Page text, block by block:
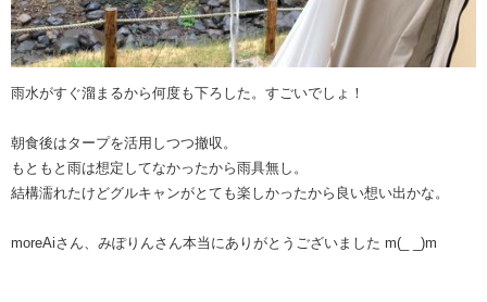
雨水がすぐ溜まるから何度も下ろした。すごいでしょ！
朝食後はタープを活用しつつ撤収。
もともと雨は想定してなかったから雨具無し。
結構濡れたけどグルキャンがとても楽しかったから良い想い出かな。
moreAiさん、みぽりんさん本当にありがとうございました m(_ _)m